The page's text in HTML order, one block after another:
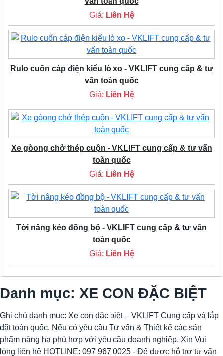
Giá: Liên Hệ
Rulo cuốn cáp điện kiểu lò xo - VKLIFT cung cấp & tư
vấn toàn quốc
Giá: Liên Hệ
Xe gòong chở thép cuộn - VKLIFT cung cấp & tư vấn
toàn quốc
Giá: Liên Hệ
Tời nâng kéo đồng bộ - VKLIFT cung cấp & tư vấn
toàn quốc
Giá: Liên Hệ
Danh mục: XE CON ĐẶC BIỆT
Ghi chú danh mục: Xe con đặc biệt – VKLIFT Cung cấp và lắp
đặt toàn quốc. Nếu có yêu cầu Tư vấn & Thiết kế các sản
phẩm nâng hạ phù hợp với yêu cầu doanh nghiệp. Xin Vui
lòng liên hệ HOTLINE: 097 967 0025 - Để được hỗ trợ tư vấn